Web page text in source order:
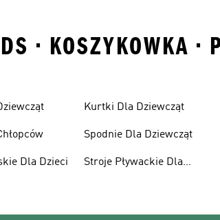
• KOSZYKOWKA •
Dla Dzieci
Kurtki Dla Dziewcząt
Spodnie Dla Dziewcząt
Stroje Pływackie Dla